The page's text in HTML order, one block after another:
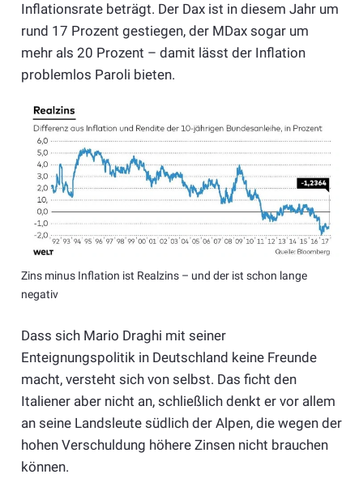
Inflationsrate beträgt. Der Dax ist in diesem Jahr um
rund 17 Prozent gestiegen, der MDax sogar um
mehr als 20 Prozent – damit lässt der Inflation
problemlos Paroli bieten.
Zins minus Inflation ist Realzins – und der ist schon lange
negativ
Dass sich Mario Draghi mit seiner
Enteignungspolitik in Deutschland keine Freunde
macht, versteht sich von selbst. Das ficht den
Italiener aber nicht an, schließlich denkt er vor allem
an seine Landsleute südlich der Alpen, die wegen der
hohen Verschuldung höhere Zinsen nicht brauchen
können.